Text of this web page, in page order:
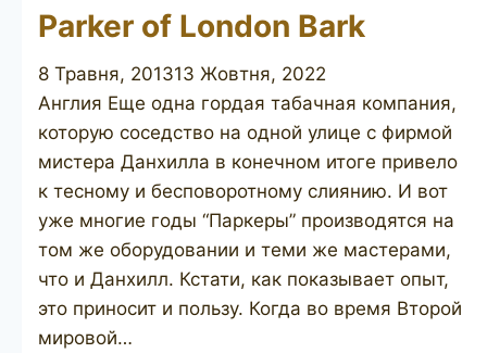
Parker of London Bark
8 Травня, 201313 Жовтня, 2022
Англия Еще одна гордая табачная компания,
которую соседство на одной улице с фирмой
мистера Данхилла в конечном итоге привело
к тесному и бесповоротному слиянию. И вот
уже многие годы “Паркеры” производятся на
том же оборудовании и теми же мастерами,
что и Данхилл. Кстати, как показывает опыт,
это приносит и пользу. Когда во время Второй
мировой…